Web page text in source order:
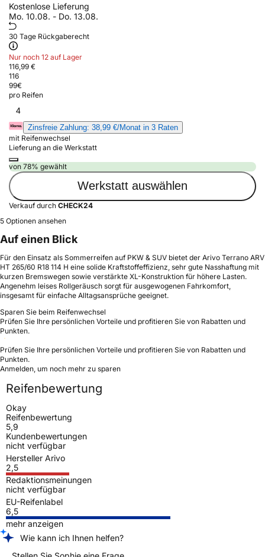
Kostenlose Lieferung
Mo. 10.08. - Do. 13.08.
30 Tage Rückgaberecht
Nur noch 12 auf Lager
116,99 €
116
99€
pro Reifen
4
Zinsfreie Zahlung: 38,99 €/Monat in 3 Raten
mit Reifenwechsel
Lieferung an die Werkstatt
von 78% gewählt
Werkstatt auswählen
Verkauf durch CHECK24
5 Optionen ansehen
Auf einen Blick
Für den Einsatz als Sommerreifen auf PKW & SUV bietet der Arivo Terrano ARV
HT 265/60 R18 114 H eine solide Kraftstoffeffizienz, sehr gute Nasshaftung mit
kurzen Bremswegen sowie verstärkte XL-Konstruktion für höhere Lasten.
Angenehm leises Rollgeräusch sorgt für ausgewogenen Fahrkomfort,
insgesamt für einfache Alltagsansprüche geeignet.
Sparen Sie beim Reifenwechsel
Prüfen Sie Ihre persönlichen Vorteile und profitieren Sie von Rabatten und
Punkten.
Prüfen Sie Ihre persönlichen Vorteile und profitieren Sie von Rabatten und
Punkten.
Anmelden, um noch mehr zu sparen
Reifenbewertung
Okay
Reifenbewertung
5,9
Kundenbewertungen
nicht verfügbar
Hersteller Arivo
2,5
Redaktionsmeinungen
nicht verfügbar
EU-Reifenlabel
6,5
mehr anzeigen
Wie kann ich Ihnen helfen?